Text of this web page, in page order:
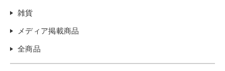
雑貨
メディア掲載商品
全商品